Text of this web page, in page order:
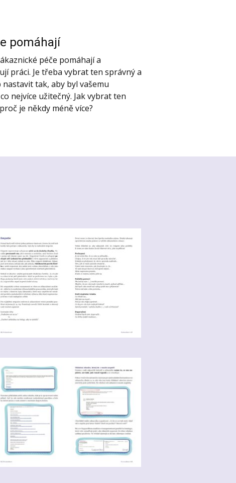
pomáhají
péče pomáhají a
práci. Je třeba vybrat ten správný a
tak, aby byl vašemu
nejvíce užitečný. Jak vybrat ten
je někdy méně více?